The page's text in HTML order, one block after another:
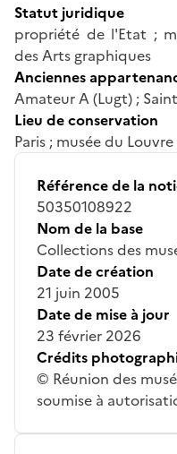
Statut juridique
propriété de l'Etat ;
des Arts graphiques
Anciennes
Amateur A (Lugt) ;
Lieu de conservation
Paris ; musée du Louvre
Référence de la
50350108922
Nom de la base
Collections des
Date de création
21 juin 2005
Date de mise à jour
23 février 2026
Crédits
© Réunion des
soumise à